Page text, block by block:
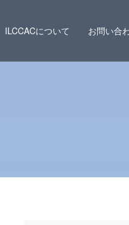
ILCCACについて お問い合